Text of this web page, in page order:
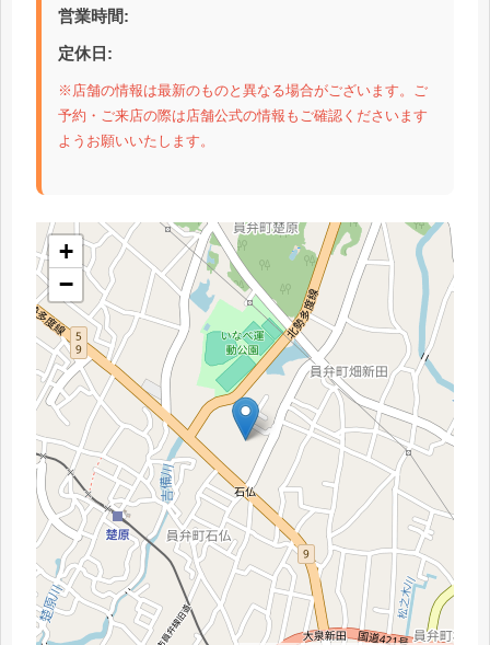
営業時間:
定休日:
※店舗の情報は最新のものと異なる場合がございます。ご
予約・ご来店の際は店舗公式の情報もご確認くださいます
ようお願いいたします。
+
−